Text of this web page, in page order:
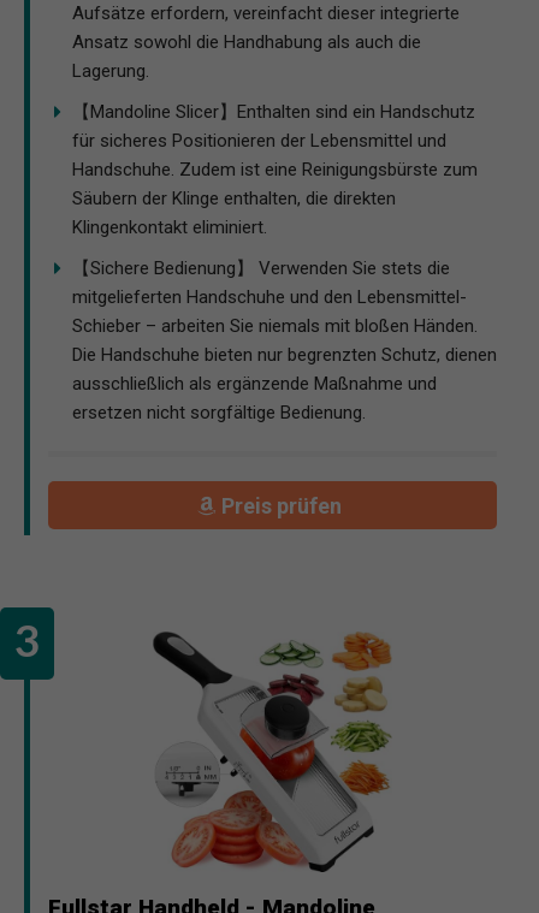
Aufsätze erfordern, vereinfacht dieser integrierte
Ansatz sowohl die Handhabung als auch die
Lagerung.
【Mandoline Slicer】Enthalten sind ein Handschutz
für sicheres Positionieren der Lebensmittel und
Handschuhe. Zudem ist eine Reinigungsbürste zum
Säubern der Klinge enthalten, die direkten
Klingenkontakt eliminiert.
【Sichere Bedienung】 Verwenden Sie stets die
mitgelieferten Handschuhe und den Lebensmittel-
Schieber – arbeiten Sie niemals mit bloßen Händen.
Die Handschuhe bieten nur begrenzten Schutz, dienen
ausschließlich als ergänzende Maßnahme und
ersetzen nicht sorgfältige Bedienung.
Preis prüfen